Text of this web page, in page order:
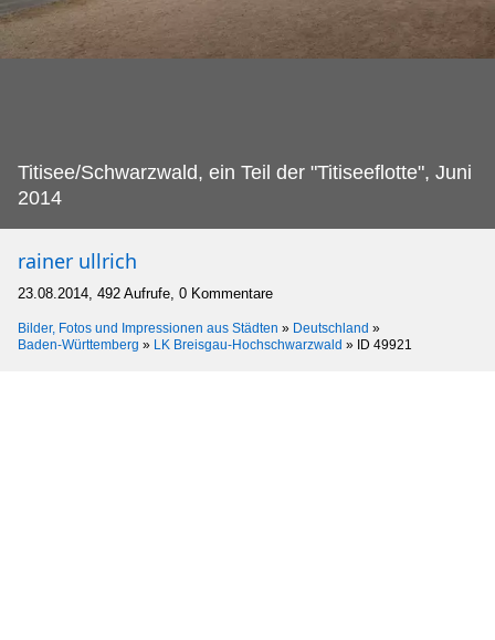
Titisee/Schwarzwald, ein Teil der "Titiseeflotte", Juni
2014
rainer ullrich
23.08.2014, 492 Aufrufe, 0 Kommentare
Bilder, Fotos und Impressionen aus Städten » Deutschland »
Baden-Württemberg » LK Breisgau-Hochschwarzwald » ID 49921